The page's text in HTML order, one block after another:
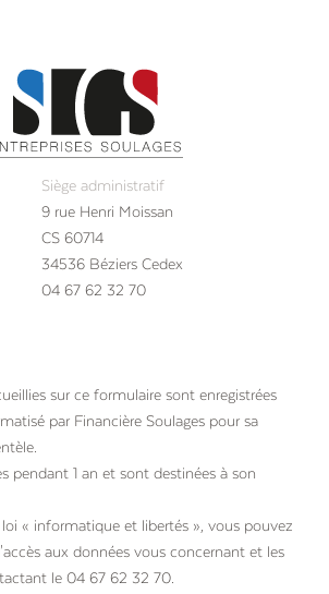
Siège administratif
9 rue Henri Moissan
CS 60714
34536 Béziers Cedex
04 67 62 32 70
sur ce formulaire sont enregistrées
par Financière Soulages pour sa
pendant 1 an et sont destinées à son
« informatique et libertés », vous pouvez
aux données vous concernant et les
le 04 67 62 32 70.